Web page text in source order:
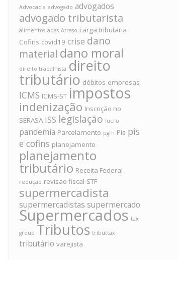
Advocacia advogado advogados
advogado tributarista
alimentos apas Atraso carga tributaria
Cofins covid19 crise dano
material dano moral
direito trabalhista direito
tributário débitos empresas
ICMS ICMS-ST impostos
indenização Inscrição no
SERASA ISS legislação lucro
pandemia Parcelamento pgfn Pis pis
e cofins planejamento
planejamento
tributário Receita Federal
redução revisao fiscal STF
supermercadista
supermercadistas supermercado
Supermercados tax
group Tributos tributtax
tributário varejista